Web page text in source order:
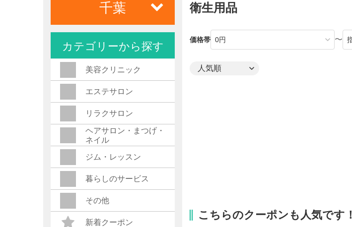
衛生用品
価格帯 〜
こちらのクーポンも人気です！
千葉
カテゴリーから探す
美容クリニック
エステサロン
リラクサロン
ヘアサロン・まつげ・
ネイル
ジム・レッスン
暮らしのサービス
その他
新着クーポン